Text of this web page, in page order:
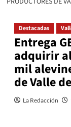
Destacadas
Entrega
adquirir
mil
de Valle
La Redacción